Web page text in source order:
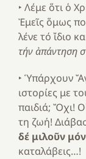
‣ Λέμε ὅτι ὁ
Ἐμεῖς ὅμως
λένε τό ἴδιο
τήν ἀπάντηση
‣ Ὑπάρχουν
ιστορίες με
παιδιά; Ὄχι!
τη ζωή!
δέ μιλοῦν
καταλάβεις…!